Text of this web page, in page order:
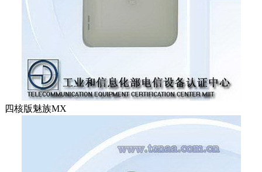
四核版魅族MX